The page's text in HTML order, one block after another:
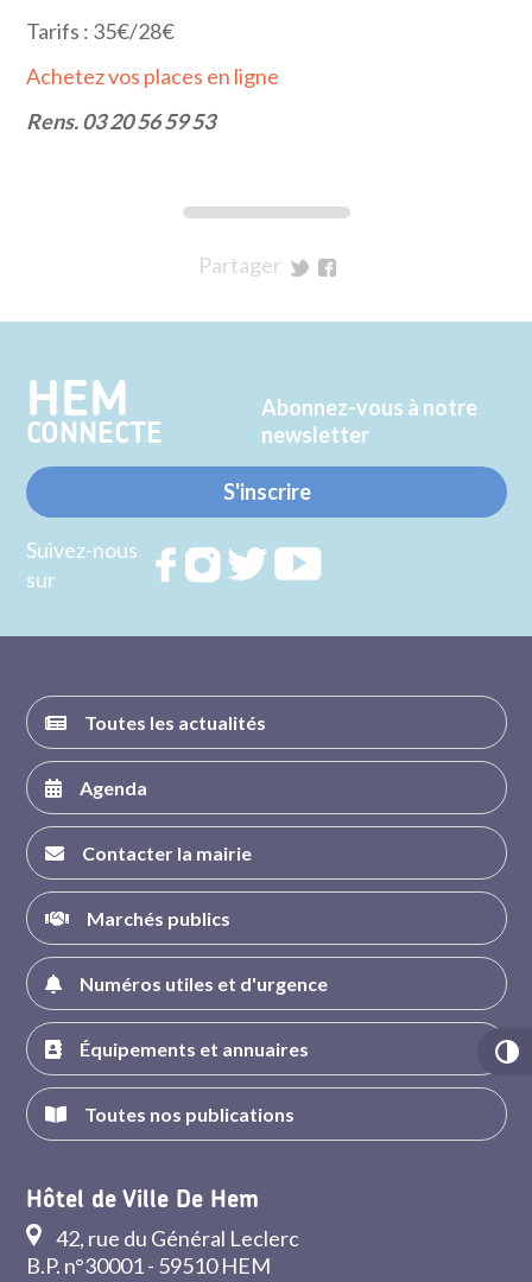
Tarifs : 35€/28€
Achetez vos places en ligne
Rens. 03 20 56 59 53
Partager
Twitter
Facebook
HEM
CONNECTE
Abonnez-vous à notre
newsletter
S'inscrire
Suivez-nous
sur
RejoignezRejoignezRejoignez
Toutes les actualités
Agenda
Contacter la mairie
Marchés publics
Numéros utiles et d'urgence
Équipements et annuaires
Toutes nos publications
Hôtel de Ville De Hem
42, rue du Général Leclerc
B.P. n°30001 - 59510 HEM